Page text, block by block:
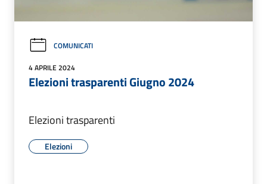
COMUNICATI
4 APRILE 2024
Elezioni trasparenti Giugno 2024
Elezioni trasparenti
Elezioni